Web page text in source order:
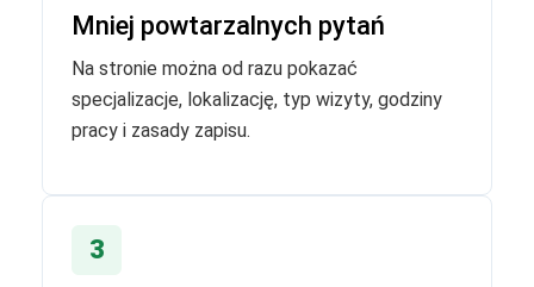
Mniej powtarzalnych pytań
Na stronie można od razu pokazać
specjalizacje, lokalizację, typ wizyty, godziny
pracy i zasady zapisu.
3